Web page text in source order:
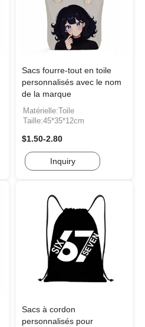
Sacs fourre-tout en toile
personnalisés avec le nom
de la marque
Matérielle:Toile
Taille:45*35*12cm
$1.50-2.80
Inquiry
Sacs à cordon
personnalisés pour